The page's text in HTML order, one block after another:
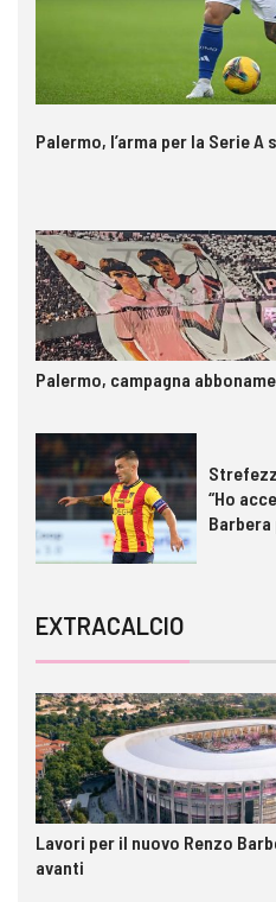
Palermo, l’arma per la Serie
Palermo, campagna
“Ho
Barbera
EXTRACALCIO
Lavori per il nuovo Renzo
avanti